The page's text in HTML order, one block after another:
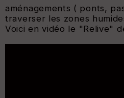
aménagements ( ponts,
traverser les zones
Voici en vidéo le "Relive"